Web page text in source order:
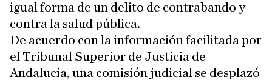
igual forma de un delito de contrabando y
contra la salud pública.
De acuerdo con la información facilitada por
el Tribunal Superior de Justicia de
Andalucía, una comisión judicial se desplazó